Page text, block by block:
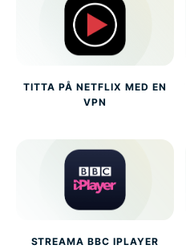
TITTA PÅ NETFLIX MED EN
VPN
STREAMA BBC IPLAYER